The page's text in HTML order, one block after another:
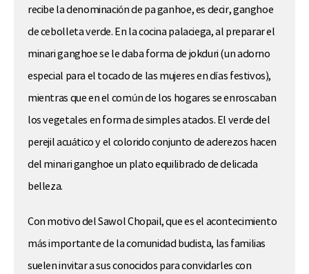
recibe la denominación de pa ganhoe, es decir, ganghoe
de cebolleta verde. En la cocina palaciega, al preparar el
minari ganghoe se le daba forma de jokduri (un adorno
especial para el tocado de las mujeres en días festivos),
mientras que en el común de los hogares se enroscaban
los vegetales en forma de simples atados. El verde del
perejil acuático y el colorido conjunto de aderezos hacen
del minari ganghoe un plato equilibrado de delicada
belleza.
Con motivo del Sawol Chopail, que es el acontecimiento
más importante de la comunidad budista, las familias
suelen invitar a sus conocidos para convidarles con